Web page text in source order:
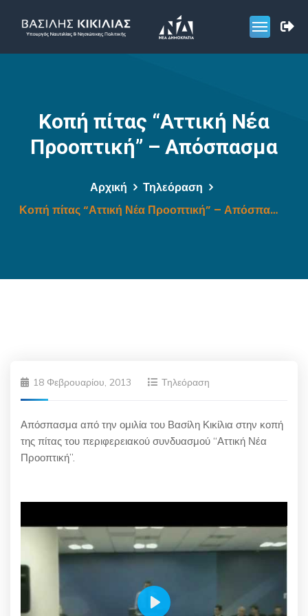
Κοπή πίτας “Αττική Νέα
Προοπτική” – Απόσπασμα
Αρχική
Τηλεόραση
Κοπή πίτας “Αττική Νέα Προοπτική” – Απόσπασμα
18 Φεβρουαρίου, 2013 Τηλεόραση
Απόσπασμα από την ομιλία του Βασίλη Κικίλια στην κοπή
της πίτας του περιφερειακού συνδυασμού “Αττική Νέα
Προοπτική”.